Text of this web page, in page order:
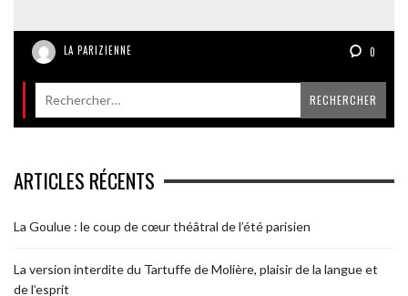
LA PARIZIENNE 0
ARTICLES RÉCENTS
La Goulue : le coup de cœur théâtral de l’été parisien
La version interdite du Tartuffe de Molière, plaisir de la langue et
de l’esprit